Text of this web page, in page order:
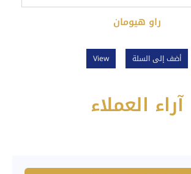
راو هيومان
أضف إلى السلة View
آراء العملاء